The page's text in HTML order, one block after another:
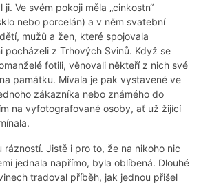
Ve svém pokoji měla „cinkostn“
nebo porcelán) a v něm svatební
mužů a žen, které spojovala
pocházeli z Trhových Svinů. Když se
fotili, věnovali někteří z nich své
památku. Mívala je pak vystavené ve
zákazníka nebo známého do
na vyfotografované osoby, ať už žijící
rázností. Jistě i pro to, že na nikoho nic
jednala napřímo, byla oblíbená. Dlouhé
tradoval příběh, jak jednou přišel